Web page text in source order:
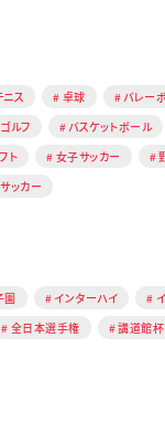
ニス 卓球
バレー
ゴルフ バスケットボール
ト 女子サッカー
サッカー
園 インターハイ
全日本選手権 講道館杯